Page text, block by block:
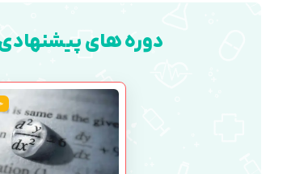
دوره های